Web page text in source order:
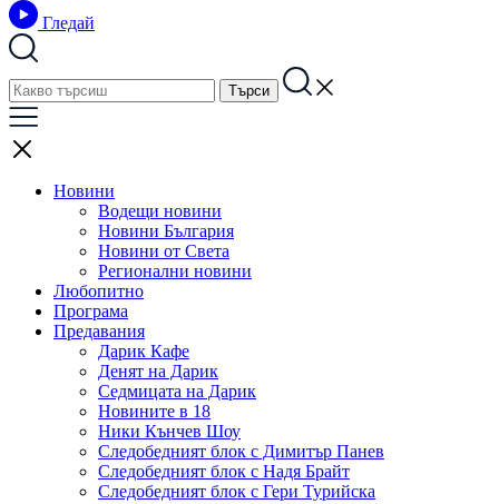
Гледай
Новини
Водещи новини
Новини България
Новини от Света
Регионални новини
Любопитно
Програма
Предавания
Дарик Кафе
Денят на Дарик
Седмицата на Дарик
Новините в 18
Ники Кънчев Шоу
Следобедният блок с Димитър Панев
Следобедният блок с Надя Брайт
Следобедният блок с Гери Турийска